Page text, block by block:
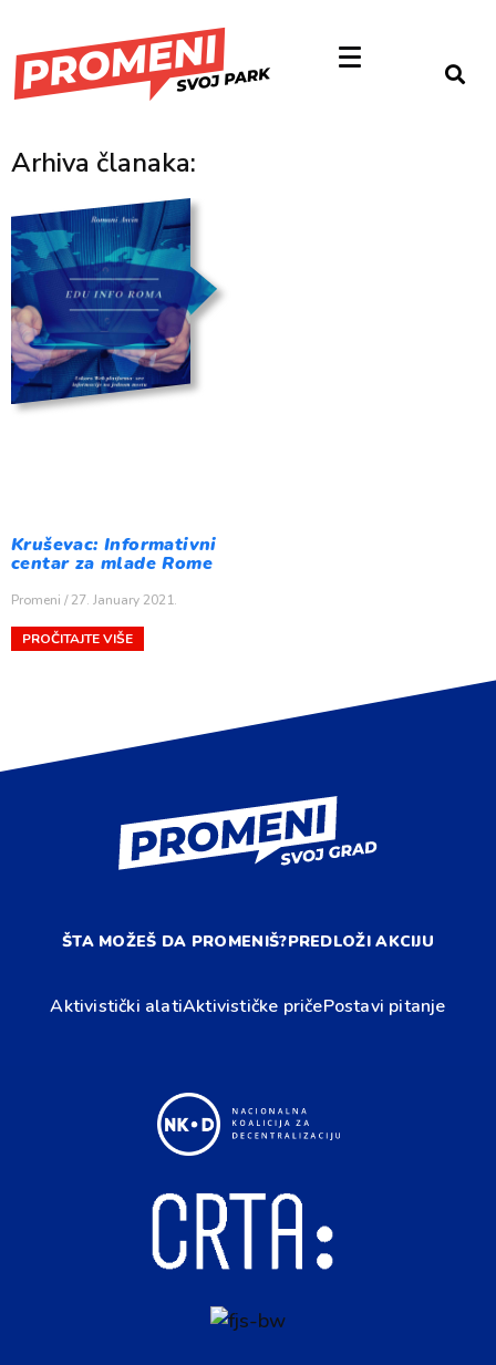
Arhiva članaka:
Kruševac: Informativni
centar za mlade Rome
Promeni 27. January 2021.
PROČITAJTE VIŠE
ŠTA MOŽEŠ DA PROMENIŠ?PREDLOŽI AKCIJU
Aktivistički alatiAktivističke pričePostavi pitanje